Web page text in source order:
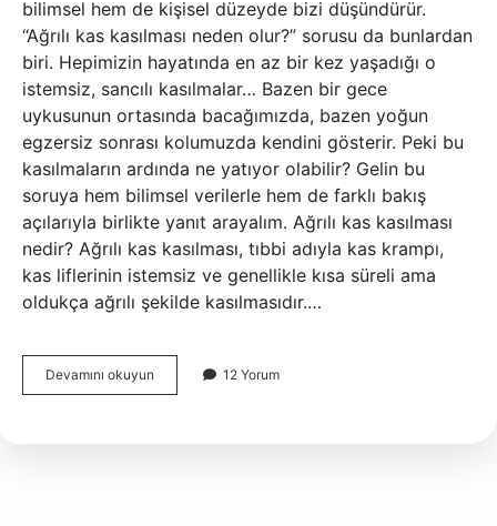
bilimsel hem de kişisel düzeyde bizi düşündürür.
“Ağrılı kas kasılması neden olur?” sorusu da bunlardan
biri. Hepimizin hayatında en az bir kez yaşadığı o
istemsiz, sancılı kasılmalar… Bazen bir gece
uykusunun ortasında bacağımızda, bazen yoğun
egzersiz sonrası kolumuzda kendini gösterir. Peki bu
kasılmaların ardında ne yatıyor olabilir? Gelin bu
soruya hem bilimsel verilerle hem de farklı bakış
açılarıyla birlikte yanıt arayalım. Ağrılı kas kasılması
nedir? Ağrılı kas kasılması, tıbbi adıyla kas krampı,
kas liflerinin istemsiz ve genellikle kısa süreli ama
oldukça ağrılı şekilde kasılmasıdır.…
Devamını okuyun
kas
12 Yorum